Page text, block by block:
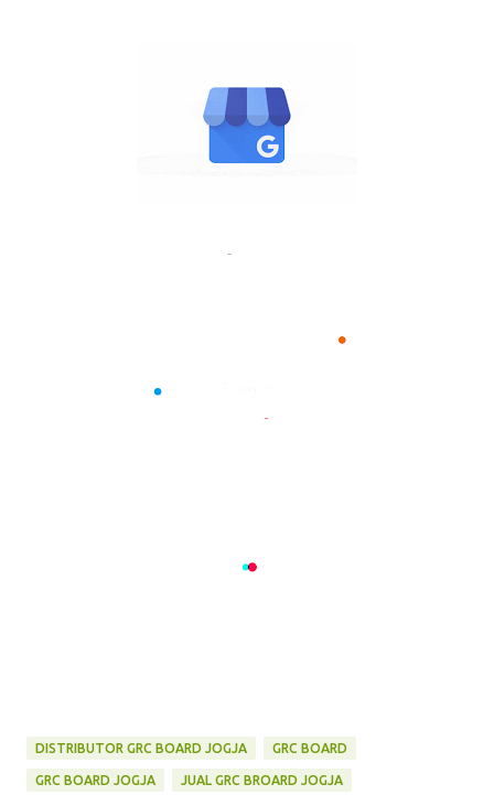
DISTRIBUTOR GRC BOARD JOGJA GRC BOARD
GRC BOARD JOGJA JUAL GRC BROARD JOGJA